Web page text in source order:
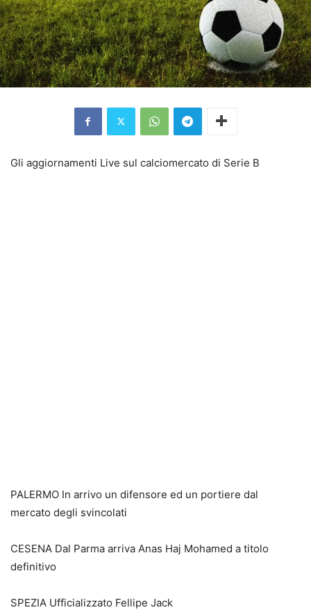
Gli aggiornamenti Live sul calciomercato di Serie B
PALERMO In arrivo un difensore ed un portiere dal
mercato degli svincolati
CESENA Dal Parma arriva Anas Haj Mohamed a titolo
definitivo
SPEZIA Ufficializzato Fellipe Jack